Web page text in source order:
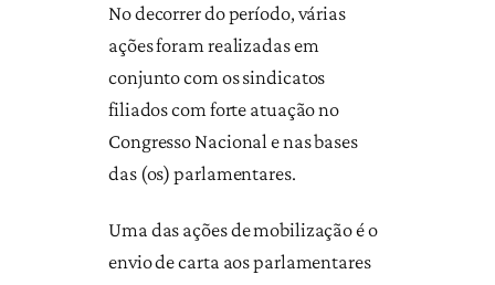
No decorrer do período, várias
ações foram realizadas em
conjunto com os sindicatos
filiados com forte atuação no
Congresso Nacional e nas bases
das (os) parlamentares.
Uma das ações de mobilização é o
envio de carta aos parlamentares